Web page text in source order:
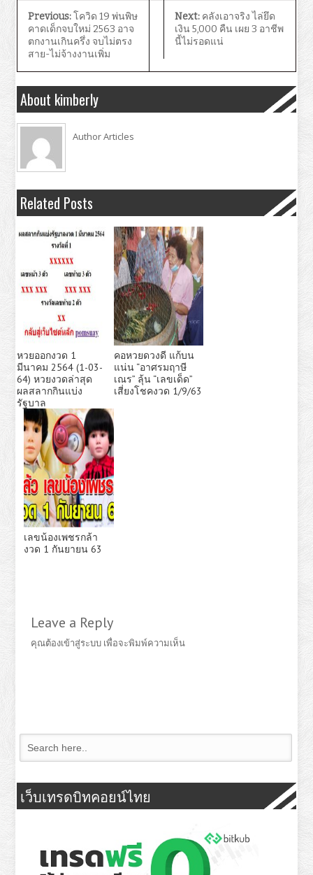
Previous:โควิด 19 พ่นพิษ
คาดเด็กจบใหม่ 2563 อาจ
ตกงานเกินครึ่ง จบไม่ตรง
สาย-ไม่จ้างงานเพิ่ม
Next: คลังเอาจริง ไล่ยึด
เงิน 5,000 คืน เผย 3 อาชีพ
นี้ไม่รอดแน่
About kimberly
Author Articles
Related Posts
หวยออกงวด 1
มีนาคม 2564 (1-03-
64) หวยงวดล่าสุด
ผลสลากกินแบ่ง
รัฐบาล
คอหวยดวงดี แก้บน
แน่น “อาศรมฤาษี
เณร” ลุ้น “เลขเด็ด”
เสี่ยงโชคงวด 1/9/63
เลขน้องเพชรกล้า
งวด 1 กันยายน 63
Leave a Reply
คุณต้องเข้าสู่ระบบ เพื่อจะพิมพ์ความเห็น
เว็บเทรดบิทคอยน์ไทย